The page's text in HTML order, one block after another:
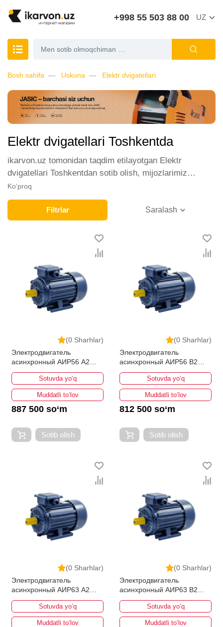
+998 55 503 88 00 UZ
Bosh sahifa Uskuna Elektr dvigatellari
Elektr dvigatellari Toshkentda
ikarvon.uz tomonidan taqdim etilayotgan Elektr
dvigatellari Toshkentdan sotib olish, mijozlarimiz
orasida katta talabga ega. Biz ushbu toifadagi tovarlarni
sotish uchun eng yaxshi sharoitlarni ta'minlaymiz.
Onlayn do'konda Elektr dvigatellari yetakchi ishlab
chiqaruvchilar va brendlar tomonidan taqdim etilgan
bo'lib, ularning ro'yxati doimiy ravishda kengayib
bormoqda. Biz butun mamlakat bo'ylab tovarlarni
istalgan miqdorda yetkazib beramiz. Bularning barchasi
O'zbekistondagi eng yaxshi narx bilan qo’shimcha
qilingan, ikarvon.uz dan Elektr dvigatellari - bu eng
keng narxlar oralig'i. Va bu yerda Elektr dvigatellari
toifasidagi har bir element uchun optimal narx mavjud.
Ko‘proq
Filtrlar Saralash
(0 Sharhlar)
Электродвигатель
асинхронный АИР56 А2
0,18кВт 3000об/мин
Sotuvda yo‘q
Muddatli to‘lov
887 500 so‘m
Sotib olish
(0 Sharhlar)
Электродвигатель
асинхронный АИР56 B2
0.25кВт 3000об/мин
Sotuvda yo‘q
Muddatli to‘lov
812 500 so‘m
Sotib olish
(0 Sharhlar)
Электродвигатель
асинхронный АИР63 А2
0,37кВт 3000об/мин
Sotuvda yo‘q
Muddatli to‘lov
(0 Sharhlar)
Электродвигатель
асинхронный АИР63 B2
0,55кВт 3000об/мин
Sotuvda yo‘q
Muddatli to‘lov